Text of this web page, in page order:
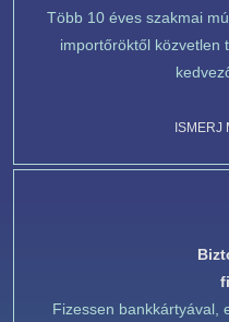
Több 10 éves szakmai
importőröktől közvetlen
ISMERJ
Fizessen bankkártyával,